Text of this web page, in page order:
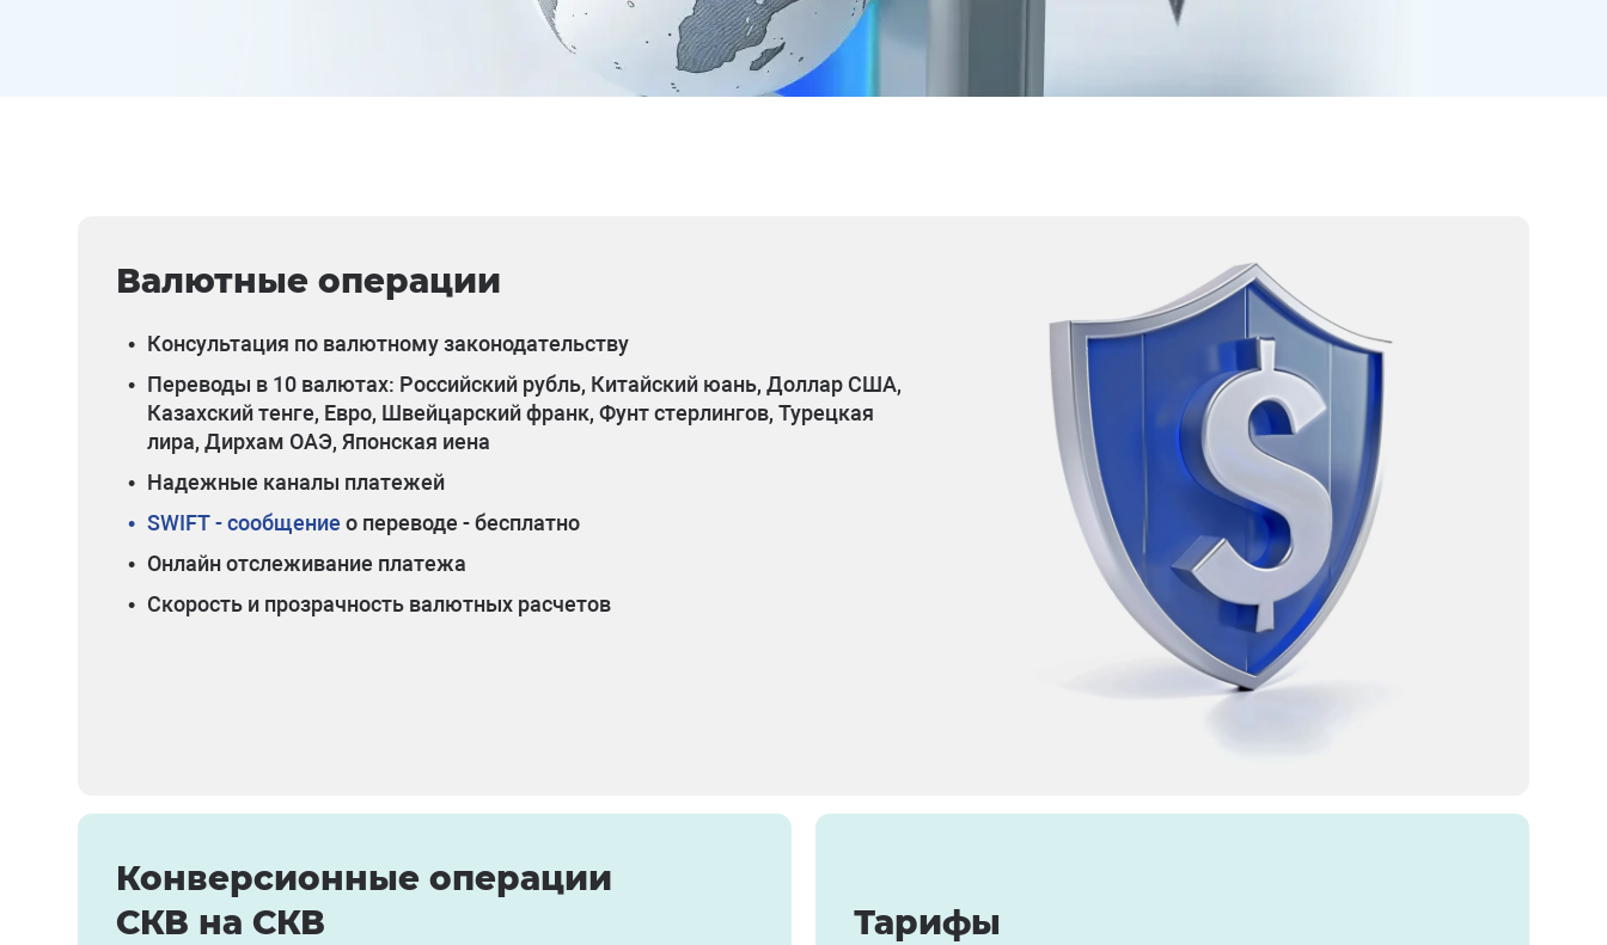
Валютные операции
• Консультация по валютному законодательству
• Переводы в 10 валютах: Российский рубль, Китайский юань, Доллар США,
Казахский тенге, Евро, Швейцарский франк, Фунт стерлингов, Турецкая
лира, Дирхам ОАЭ, Японская иена
• Надежные каналы платежей
• SWIFT - сообщение о переводе - бесплатно
• Онлайн отслеживание платежа
• Скорость и прозрачность валютных расчетов
Конверсионные операции
СКВ на СКВ
Тарифы